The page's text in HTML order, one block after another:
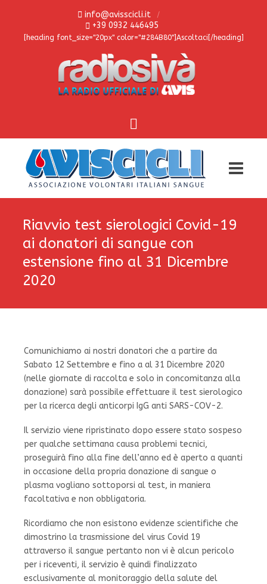
info@avisscicli.it
+39 0932 446495
[heading font_size="20px" color="#284B80"]Ascoltaci[/heading]
Riavvio test sierologici Covid-19
ai donatori di sangue con
estensione fino al 31 Dicembre
2020
Comunichiamo ai nostri donatori che a partire da
Sabato 12 Settembre e fino a al 31 Dicembre 2020
(nelle giornate di raccolta e solo in concomitanza alla
donazione) sarà possibile effettuare il test sierologico
per la ricerca degli anticorpi IgG anti SARS-COV-2.
Il servizio viene ripristinato dopo essere stato sospeso
per qualche settimana causa problemi tecnici,
proseguirà fino alla fine dell’anno ed è aperto a quanti
in occasione della propria donazione di sangue o
plasma vogliano sottoporsi al test, in maniera
facoltativa e non obbligatoria.
Ricordiamo che non esistono evidenze scientifiche che
dimostrino la trasmissione del virus Covid 19
attraverso il sangue pertanto non vi è alcun pericolo
per i riceventi, il servizio è quindi finalizzato
esclusivamente al monitoraggio della salute del